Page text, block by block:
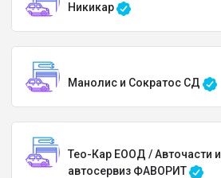
Никикар
Манолис и Сократос СД
Тео-Кар ЕООД / Авточасти и
автосервиз ФАВОРИТ